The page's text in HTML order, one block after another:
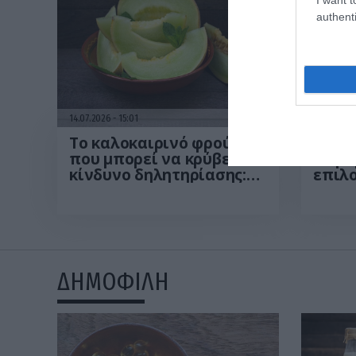
14.07.2026 15:01
Το καλοκαιρινό φρούτο
που μπορεί να κρύβει
κίνδυνο δηλητηρίασης:
ΔΗΜΟΦΙΛΗ